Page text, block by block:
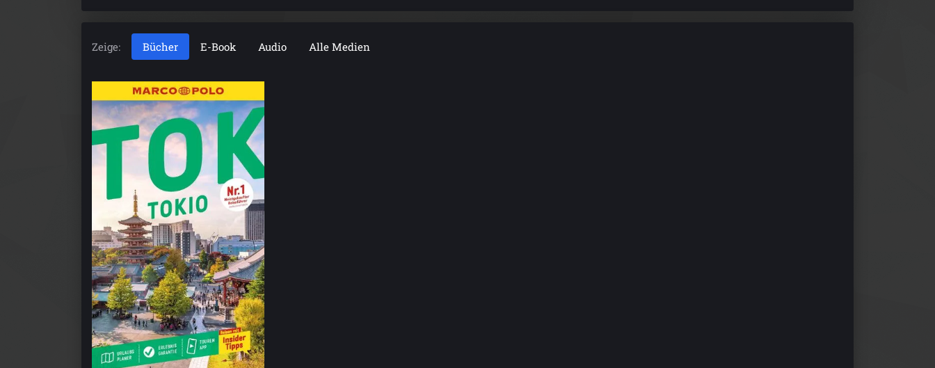
Zeige: Bücher E-Book Audio Alle Medien